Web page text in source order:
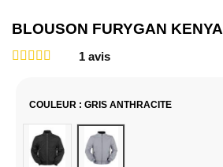
BLOUSON FURYGAN KENYA
1 avis
COULEUR : GRIS ANTHRACITE
Noir Gris Anthracite